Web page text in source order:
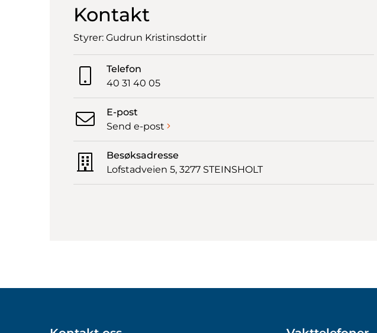
Kontakt
Styrer: Gudrun Kristinsdottir
Telefon
40 31 40 05
E-post
Send e-post
Besøksadresse
Lofstadveien 5, 3277 STEINSHOLT